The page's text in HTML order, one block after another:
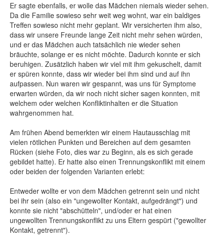
Er sagte ebenfalls, er wolle das Mädchen niemals wieder sehen.
Da die Familie sowieso sehr weit weg wohnt, war ein baldiges
Treffen sowieso nicht mehr geplant. Wir versicherten ihm also,
dass wir unsere Freunde lange Zeit nicht mehr sehen würden,
und er das Mädchen auch tatsächlich nie wieder sehen
bräuchte, solange er es nicht möchte. Dadurch konnte er sich
beruhigen. Zusätzlich haben wir viel mit ihm gekuschelt, damit
er spüren konnte, dass wir wieder bei ihm sind und auf ihn
aufpassen. Nun waren wir gespannt, was uns für Symptome
erwarten würden, da wir noch nicht sicher sagen konnten, mit
welchem oder welchen Konfliktinhalten er die Situation
wahrgenommen hat.
Am frühen Abend bemerkten wir einem Hautausschlag mit
vielen rötlichen Punkten und Bereichen auf dem gesamten
Rücken (siehe Foto, dies war zu Beginn, als es sich gerade
gebildet hatte). Er hatte also einen Trennungskonflikt mit einem
oder beiden der folgenden Varianten erlebt:
Entweder wollte er von dem Mädchen getrennt sein und nicht
bei ihr sein (also ein "ungewollter Kontakt, aufgedrängt") und
konnte sie nicht "abschütteln", und/oder er hat einen
ungewollten Trennungskonflikt zu uns Eltern gespürt ("gewollter
Kontakt, getrennt").